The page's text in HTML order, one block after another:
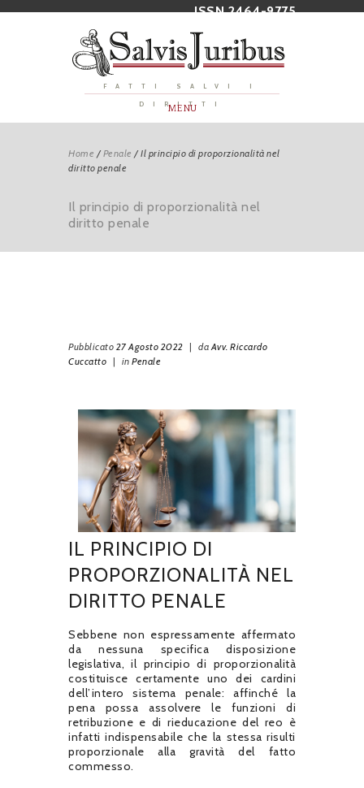
ISSN 2464-9775
FATTI SALVI I
DIRITTI
MENU
Home /Penale /Il principio di proporzionalità nel
diritto penale
Il principio di proporzionalità nel
diritto penale
Pubblicato 27 Agosto 2022 | daAvv. Riccardo
Cuccatto | in Penale
IL PRINCIPIO DI
PROPORZIONALITÀ NEL
DIRITTO PENALE
Sebbene non espressamente affermato
da nessuna specifica disposizione
legislativa, il principio di proporzionalità
costituisce certamente uno dei cardini
dell’intero sistema penale: affinché la
pena possa assolvere le funzioni di
retribuzione e di rieducazione del reo è
infatti indispensabile che la stessa risulti
proporzionale alla gravità del fatto
commesso.